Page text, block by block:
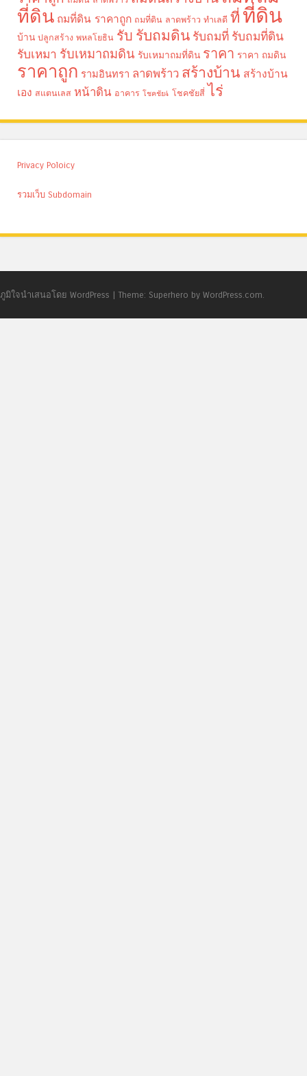
ที่ดิน ถมที่ดิน ราคาถูก ถมที่ดิน ลาดพร้าว ทำเลดี ที่ ที่ดิน
บ้าน ปลูกสร้าง พหลโยธิน รับ รับถมดิน รับถมที่ รับถมที่ดิน
รับเหมา รับเหมาถมดิน รับเหมาถมที่ดิน ราคา ราคา ถมดิน
ราคาถูก รามอินทรา ลาดพร้าว สร้างบ้าน สร้างบ้าน
เอง สแตนเลส หน้าดิน อาคาร โชคชัย4 โชคชัยสี่ ไร่
Privacy Poloicy
รวมเว็บ Subdomain
ภูมิใจนำเสนอโดย WordPress | Theme: Superhero by WordPress.com.